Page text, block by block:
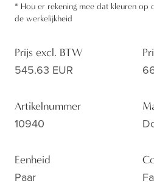
* Hou er rekening mee dat kleuren op
de werkelijkheid
Prijs excl. BTW
545.63 EUR
Artikelnummer
10940
Eenheid
Paar